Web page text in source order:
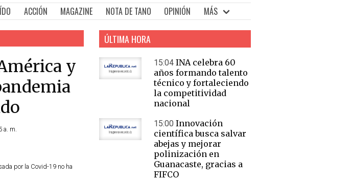
ACCIÓN MAGAZINE NOTA DE TANO OPINIÓN MÁS
y
m.
por la Covid-19 no ha
ÚLTIMA HORA
15:04 INA celebra 60
años formando talento
técnico y fortaleciendo
la competitividad
nacional
15:00 Innovación
científica busca salvar
abejas y mejorar
polinización en
Guanacaste, gracias a
FIFCO